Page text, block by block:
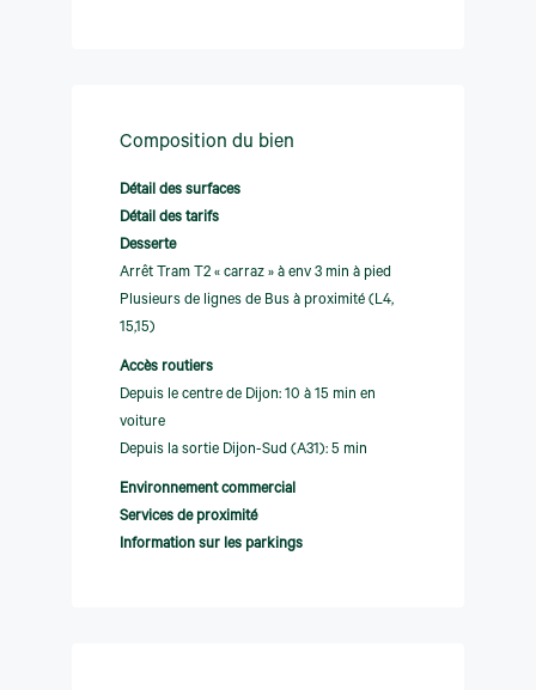
Composition du bien
Détail des surfaces
Détail des tarifs
Desserte
Arrêt Tram T2 « carraz » à env 3 min à pied
Plusieurs de lignes de Bus à proximité (L4,
15,15)
Accès routiers
Depuis le centre de Dijon: 10 à 15 min en
voiture
Depuis la sortie Dijon-Sud (A31): 5 min
Environnement commercial
Services de proximité
Information sur les parkings